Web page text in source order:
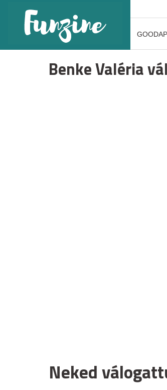
Benke Valéria
Neked